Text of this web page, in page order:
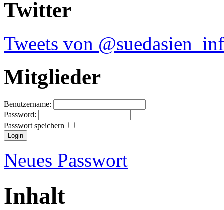
Twitter
Tweets von
Mitglieder
Benutzername:
Password:
Passwort speichern
Neues Passwort
Inhalt